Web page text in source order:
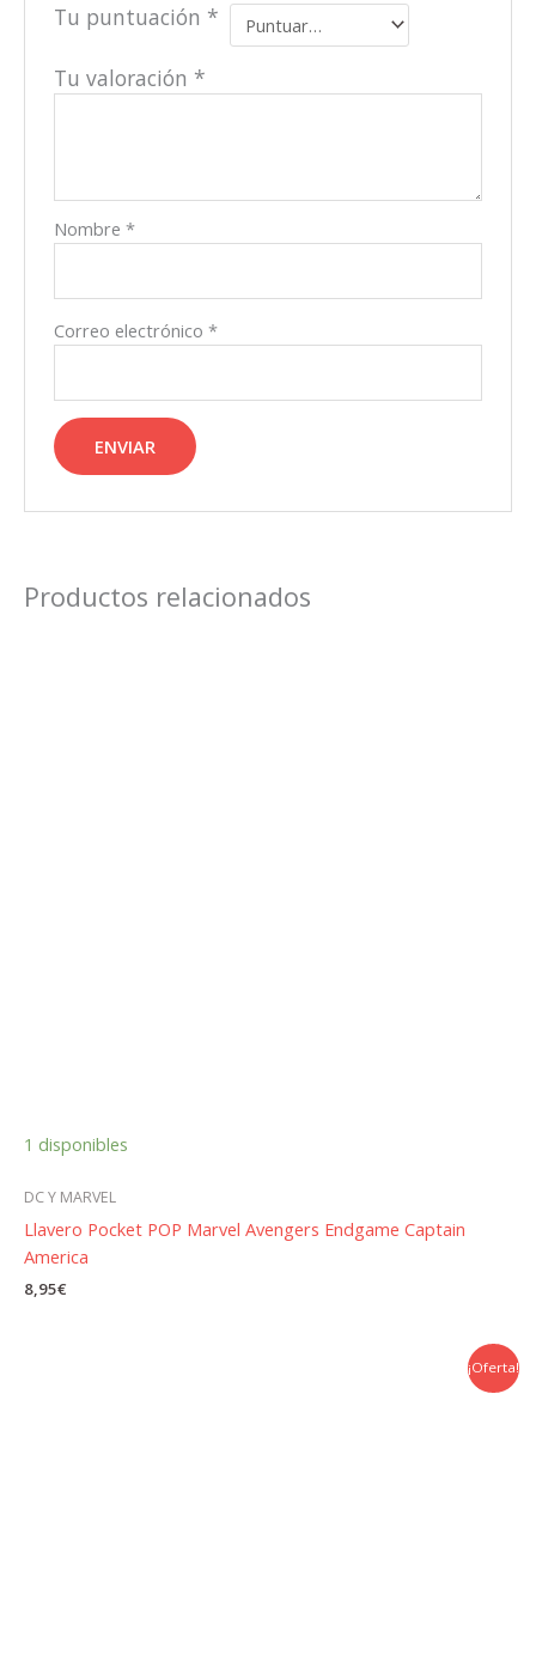
Tu puntuación *
Tu valoración *
Nombre*
Correo electrónico*
Productos relacionados
1 disponibles
DC Y MARVEL
Llavero Pocket POP Marvel Avengers Endgame Captain
America
8,95€
¡Oferta!